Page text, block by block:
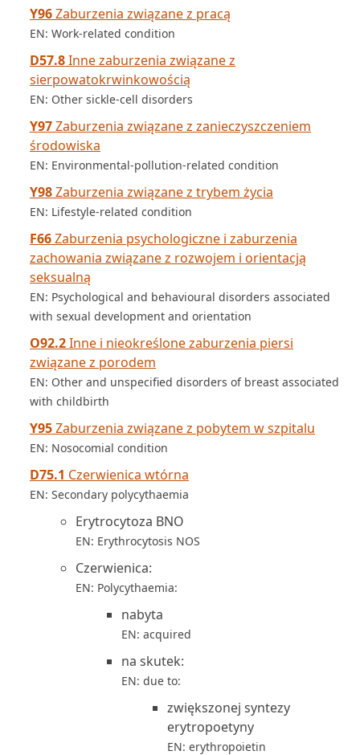
Y96Zaburzenia związane z pracą
EN: Work-related condition
D57.8Inne zaburzenia związane z
sierpowatokrwinkowością
EN: Other sickle-cell disorders
Y97Zaburzenia związane z zanieczyszczeniem
środowiska
EN: Environmental-pollution-related condition
Y98Zaburzenia związane z trybem życia
EN: Lifestyle-related condition
F66Zaburzenia psychologiczne i zaburzenia
zachowania związane z rozwojem i orientacją
seksualną
EN: Psychological and behavioural disorders associated
with sexual development and orientation
O92.2Inne i nieokreślone zaburzenia piersi
związane z porodem
EN: Other and unspecified disorders of breast associated
with childbirth
Y95Zaburzenia związane z pobytem w szpitalu
EN: Nosocomial condition
D75.1 Czerwienica wtórna
EN: Secondary polycythaemia
Erytrocytoza BNO
EN: Erythrocytosis NOS
Czerwienica:
EN: Polycythaemia:
nabyta
EN: acquired
na skutek:
EN: due to:
zwiększonej syntezy
erytropoetyny
EN: erythropoietin